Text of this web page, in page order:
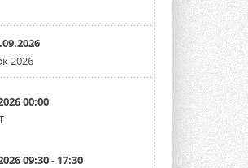
2026
00:00
09:30 - 17:30